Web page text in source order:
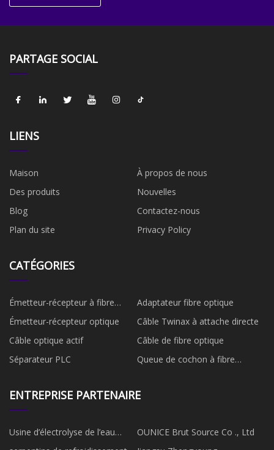
PARTAGE SOCIAL
LIENS
Maison
À propos de nous
Des produits
Nouvelles
Blog
Contactez-nous
Plan du site
Privacy Policy
CATÉGORIES
Émetteur-récepteur à fibre
optique
Adaptateur fibre optique
Émetteur-récepteur optique
Câble Twinax à attache directe
Câble optique actif
Câble de fibre optique
Séparateur PLC
Queue de cochon à fibre
ENTREPRISE PARTENAIRE
Usine d’électrolyse de l’eau
alcaline
OUNICE Brut Source Co ., Ltd